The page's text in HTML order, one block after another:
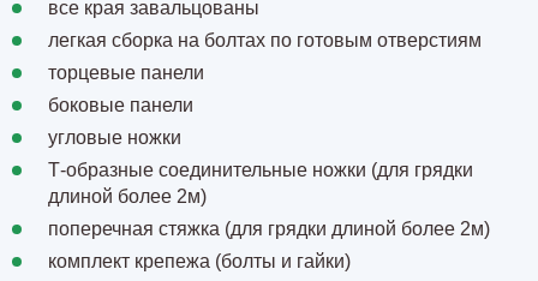
все края завальцованы
легкая сборка на болтах по готовым отверстиям
торцевые панели
боковые панели
угловые ножки
Т-образные соединительные ножки (для грядки
длиной более 2м)
поперечная стяжка (для грядки длиной более 2м)
комплект крепежа (болты и гайки)